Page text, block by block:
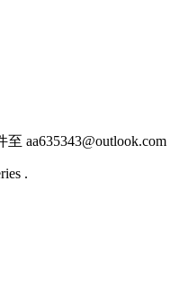
至 aa635343@outlook.com
.